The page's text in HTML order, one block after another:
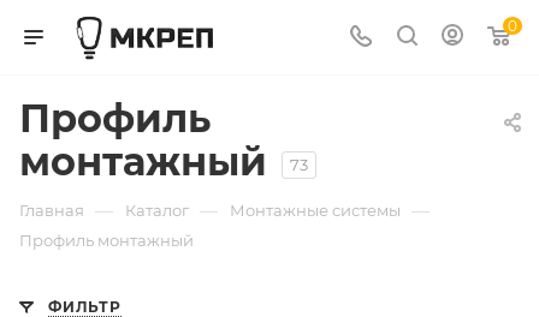
0
Профиль
монтажный
73
Главная — Каталог — Монтажные системы —
Профиль монтажный
ФИЛЬТР